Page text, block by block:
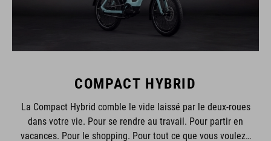
COMPACT HYBRID
La Compact Hybrid comble le vide laissé par le deux-roues
dans votre vie. Pour se rendre au travail. Pour partir en
vacances. Pour le shopping. Pour tout ce que vous voulez…